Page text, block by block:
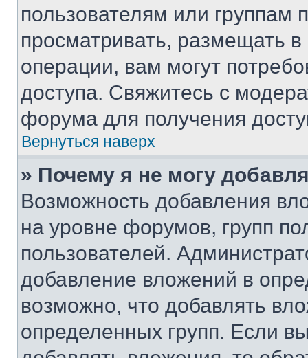
пользователям или группам
просматривать, размещать
операции, вам могут
доступа. Свяжитесь с
форума для получения
Вернуться наверх
» Почему я не могу
Возможность добавления
на уровне форумов, групп
пользователей.
добавление вложений в
возможно, что добавлять
определенных групп. Если